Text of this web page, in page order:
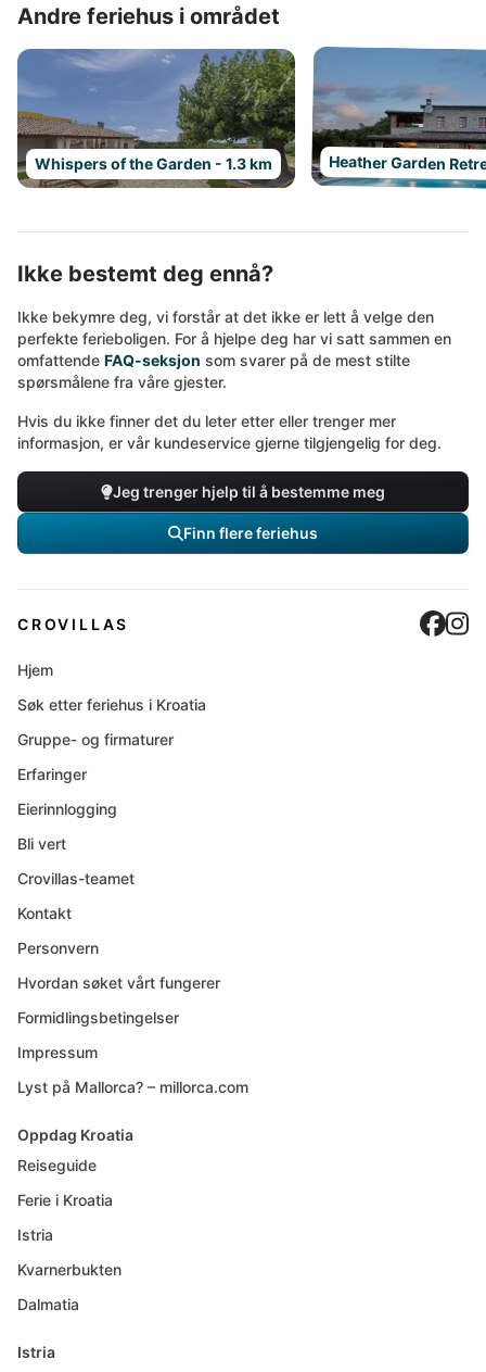
Andre feriehus i området
Whispers of the Garden - 1.3 km Heather Garden
Ikke bestemt deg ennå?
Ikke bekymre deg, vi forstår at det ikke er lett å velge den
perfekte ferieboligen. For å hjelpe deg har vi satt sammen en
omfattende FAQ-seksjon som svarer på de mest stilte
spørsmålene fra våre gjester.
Hvis du ikke finner det du leter etter eller trenger mer
informasjon, er vår kundeservice gjerne tilgjengelig for deg.
Jeg trenger hjelp til å bestemme meg
Finn flere feriehus
CROVILLAS
Hjem
Søk etter feriehus i Kroatia
Gruppe- og firmaturer
Erfaringer
Eierinnlogging
Bli vert
Crovillas-teamet
Kontakt
Personvern
Hvordan søket vårt fungerer
Formidlingsbetingelser
Impressum
Lyst på Mallorca? – millorca.com
Oppdag Kroatia
Reiseguide
Ferie i Kroatia
Istria
Kvarnerbukten
Dalmatia
Istria